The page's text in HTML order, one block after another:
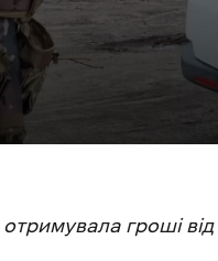
гроші від